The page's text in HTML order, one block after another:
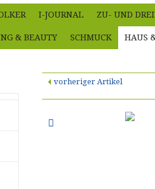
I-JOURNAL ZU- UND
& BEAUTY SCHMUCK HAUS
vorheriger Artikel